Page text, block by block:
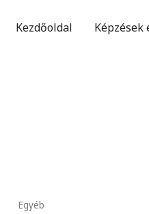
Kezdőoldal Képzések
Egyéb